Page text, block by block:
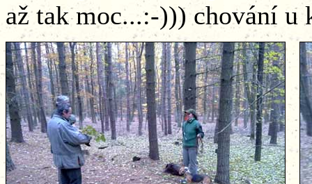
až tak moc...:-))) chování